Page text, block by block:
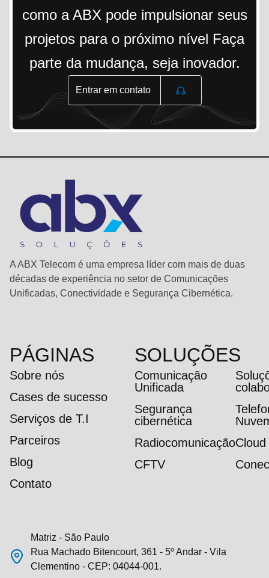
como a ABX pode impulsionar seus
projetos para o próximo nível Faça
parte da mudança, seja inovador.
Entrar em contato
A ABX Telecom é uma empresa líder com mais de duas
décadas de experiência no setor de Comunicações
Unificadas, Conectividade e Segurança Cibernética.
PÁGINAS
Sobre nós
Cases de sucesso
Serviços de T.I
Parceiros
Blog
Contato
SOLUÇÕES
Comunicação
Unificada
Segurança
cibernética
RadiocomunicaçãoCloud
CFTV
Matriz - São Paulo
Rua Machado Bitencourt, 361 - 5º Andar - Vila
Clementino - CEP: 04044-001.